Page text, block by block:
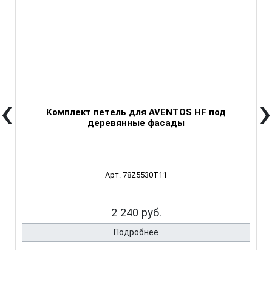
Комплект петель для AVENTOS HF под
деревянные фасады
Арт. 78Z5530T11
2 240 руб.
Подробнее
‹ ›